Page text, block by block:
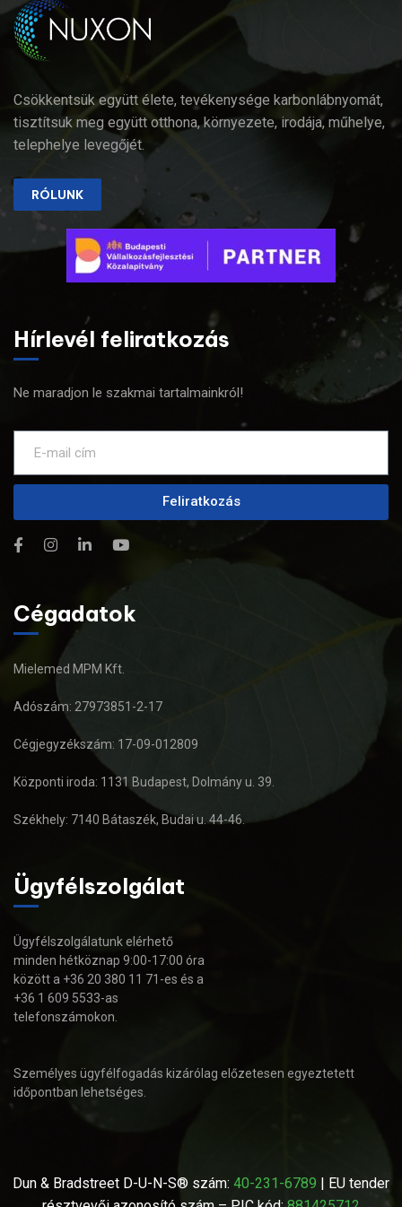
Csökkentsük együtt élete, tevékenysége karbonlábnyomát,
tisztítsuk meg együtt otthona, környezete, irodája, műhelye,
telephelye levegőjét.
RÓLUNK
Hírlevél feliratkozás
Ne maradjon le szakmai tartalmainkról!
Feliratkozás
Cégadatok
Mielemed MPM Kft.
Adószám: 27973851-2-17
Cégjegyzékszám: 17-09-012809
Központi iroda: 1131 Budapest, Dolmány u. 39.
Székhely: 7140 Bátaszék, Budai u. 44-46.
Ügyfélszolgálat
Ügyfélszolgálatunk elérhető
minden hétköznap 9:00-17:00 óra
között a +36 20 380 11 71-es és a
+36 1 609 5533-as
telefonszámokon.
Személyes ügyfélfogadás kizárólag előzetesen egyeztetett
időpontban lehetséges.
Dun & Bradstreet D-U-N-S® szám: 40-231-6789 | EU tender